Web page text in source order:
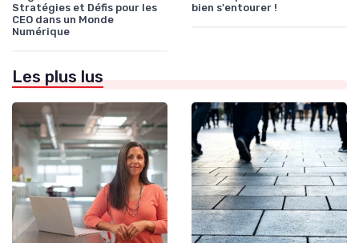
Stratégies et Défis pour les
CEO dans un Monde
Numérique
bien s'entourer !
Les plus lus